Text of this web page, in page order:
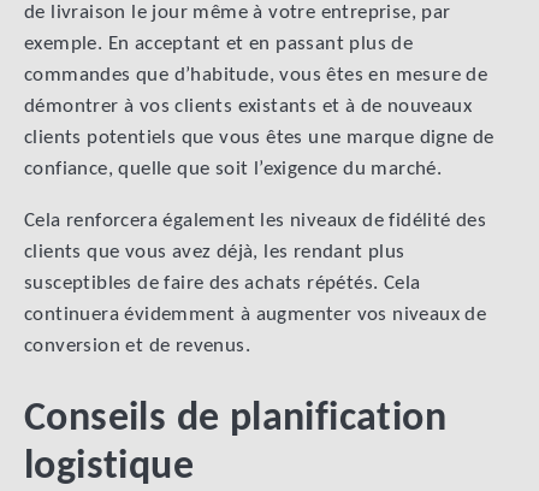
de livraison le jour même à votre entreprise, par
exemple. En acceptant et en passant plus de
commandes que d’habitude, vous êtes en mesure de
démontrer à vos clients existants et à de nouveaux
clients potentiels que vous êtes une marque digne de
confiance, quelle que soit l’exigence du marché.
Cela renforcera également les niveaux de fidélité des
clients que vous avez déjà, les rendant plus
susceptibles de faire des achats répétés. Cela
continuera évidemment à augmenter vos niveaux de
conversion et de revenus.
Conseils de planification
logistique